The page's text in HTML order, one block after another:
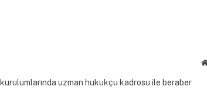
uzman hukukçu kadrosu ile beraber